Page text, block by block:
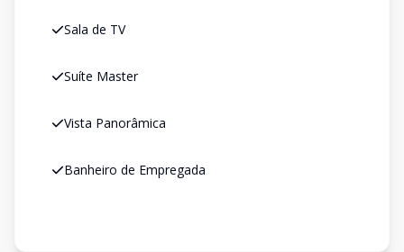
Sala de TV
Suíte Master
Vista Panorâmica
Banheiro de Empregada